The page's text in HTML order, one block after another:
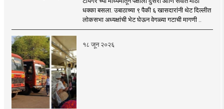
नेमका कुठे चुकला?
धक्का बसला. उबाठाच्या ९ पैकी ६ खासदारांनी थेट दिल्लीत
लोकसभा अध्यक्षांची भेट घेऊन वेगळ्या गटाची मागणी ..
१८ जून २०२६